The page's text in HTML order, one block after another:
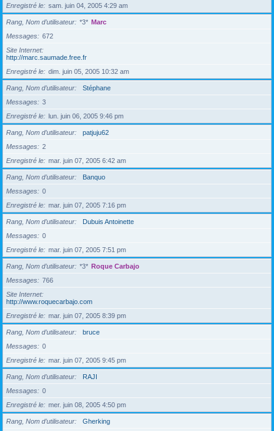
Enregistré le
sam. juin 04, 2005 4:29 am
Rang, Nom d’utilisateur *3* Marc
Messages
672
Site Internet
http://marc.saumade.free.fr
Enregistré le
dim. juin 05, 2005 10:32 am
Rang, Nom d’utilisateur
Stéphane
Messages
3
Enregistré le
lun. juin 06, 2005 9:46 pm
Rang, Nom d’utilisateur
patjuju62
Messages
2
Enregistré le
mar. juin 07, 2005 6:42 am
Rang, Nom d’utilisateur
Banquo
Messages
0
Enregistré le
mar. juin 07, 2005 7:16 pm
Rang, Nom d’utilisateur
Dubuis Antoinette
Messages
0
Enregistré le
mar. juin 07, 2005 7:51 pm
Rang, Nom d’utilisateur *3* Roque Carbajo
Messages
766
Site Internet
http://www.roquecarbajo.com
Enregistré le
mar. juin 07, 2005 8:39 pm
Rang, Nom d’utilisateur
bruce
Messages
0
Enregistré le
mar. juin 07, 2005 9:45 pm
Rang, Nom d’utilisateur
RAJI
Messages
0
Enregistré le
mer. juin 08, 2005 4:50 pm
Rang, Nom d’utilisateur
Gherking